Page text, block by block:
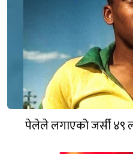
पेलेले लगाएको जर्सी ४९